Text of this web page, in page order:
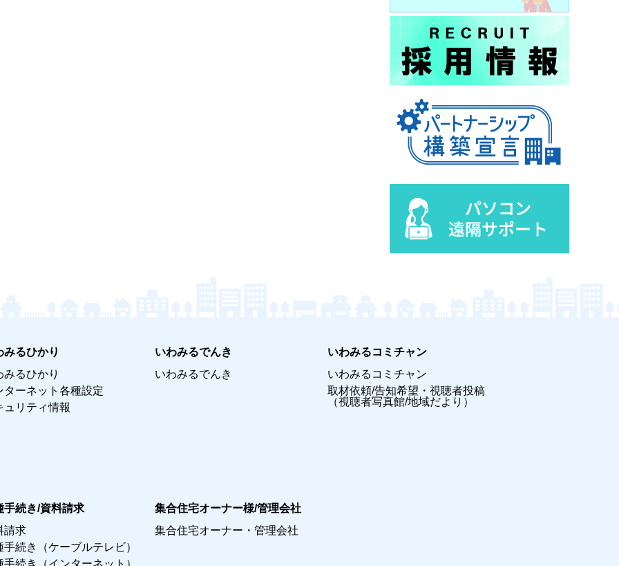
みるひかり
みるひかり
ターネット各種設定
ュリティ情報
いわみるでんき
いわみるでんき
いわみるコミチャン
いわみるコミチャン
取材依頼/告知希望・視聴者投稿
（視聴者写真館/地域だより）
手続き/資料請求
請求
手続き（ケーブルテレビ）
手続き（インターネット）
集合住宅オーナー様/管理会社
集合住宅オーナー・管理会社